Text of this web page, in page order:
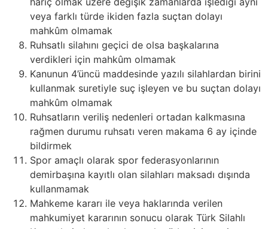
veya farklı türde ikiden fazla suçtan dolayı
mahkûm olmamak
Ruhsatlı silahını geçici de olsa başkalarına
verdikleri için mahkûm olmamak
Kanunun 4’üncü maddesinde yazılı silahlardan birini
kullanmak suretiyle suç işleyen ve bu suçtan dolayı
mahkûm olmamak
Ruhsatların veriliş nedenleri ortadan kalkmasına
rağmen durumu ruhsatı veren makama 6 ay içinde
bildirmek
Spor amaçlı olarak spor federasyonlarının
demirbaşına kayıtlı olan silahları maksadı dışında
kullanmamak
Mahkeme kararı ile veya haklarında verilen
mahkumiyet kararının sonucu olarak Türk Silahlı